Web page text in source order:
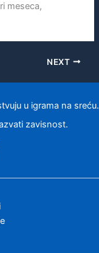
meseca,
NEXT
u igrama na sreću.
zavisnost.